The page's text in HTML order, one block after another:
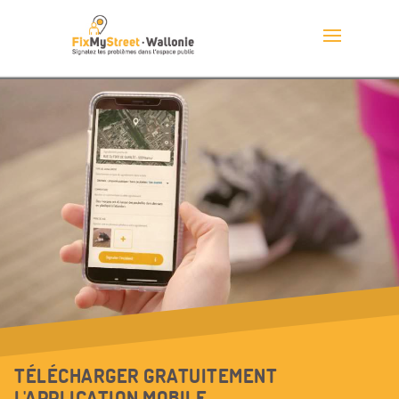
TÉLÉCHARGER GRATUITEMENT